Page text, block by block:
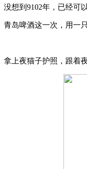
没想到9102年，已经可
青岛啤酒这一次，用一
拿上夜猫子护照，跟着